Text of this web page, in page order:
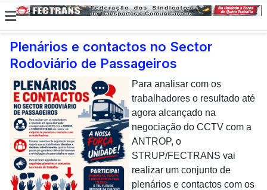
Plenários e contactos no Sector
Rodoviário de Passageiros
Para analisar com os
trabalhadores o resultado até
agora alcançado na
negociação do CCTV com a
ANTROP, o
STRUP/FECTRANS vai
realizar um conjunto de
plenários e contactos com os
E não posso […] deixar de
dar uma nota de
agradecimento aos
colaboradores da CP que,
todos os dias, enfrentam com
sucesso os desafios
operacionais de manutenção
inerentes a uma frota tão
envelhecida.
Call Centers